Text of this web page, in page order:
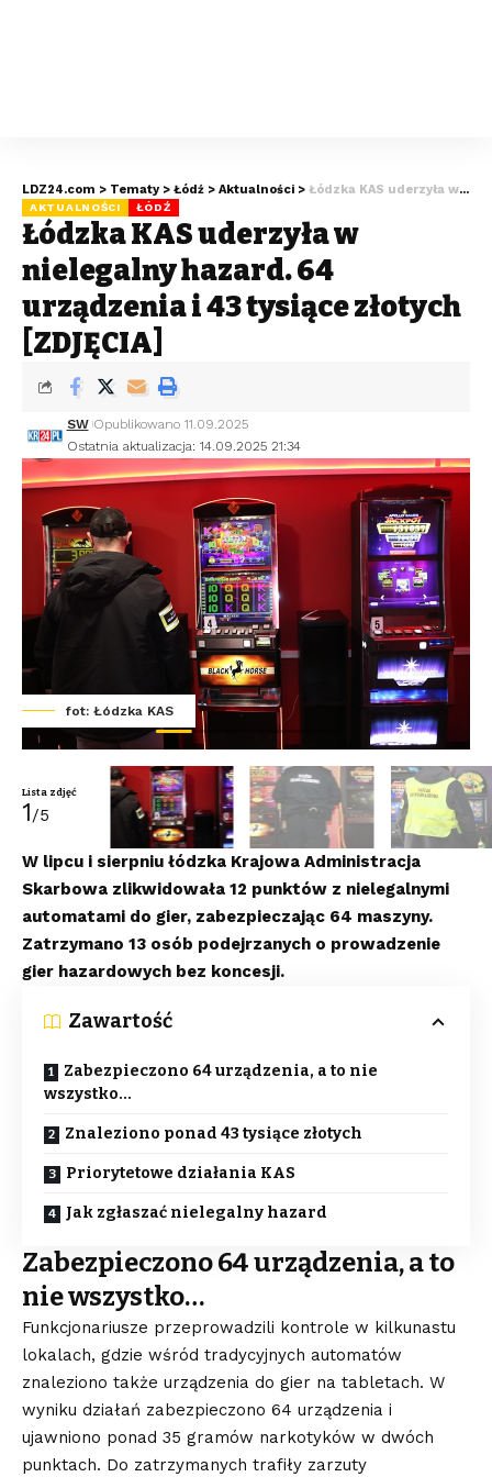
LDZ24.com > Tematy > Łódź > Aktualności > Łódzka KAS uderzyła w nielegalny hazard. 64 urządzenia i 43 tysiące złotych [ZDJĘCIA]
AKTUALNOŚCI ŁÓDŹ
Łódzka KAS uderzyła w
nielegalny hazard. 64
urządzenia i 43 tysiące złotych
[ZDJĘCIA]
Ostatnia aktualizacja: 14.09.2025 21:34
SW Opublikowano 11.09.2025
fot: Łódzka KAS
Lista zdjęć
1/5
W lipcu i sierpniu łódzka Krajowa Administracja
Skarbowa zlikwidowała 12 punktów z nielegalnymi
automatami do gier, zabezpieczając 64 maszyny.
Zatrzymano 13 osób podejrzanych o prowadzenie
gier hazardowych bez koncesji.
Zawartość
Zabezpieczono 64 urządzenia, a to nie
wszystko…
Znaleziono ponad 43 tysiące złotych
Priorytetowe działania KAS
Jak zgłaszać nielegalny hazard
Zabezpieczono 64 urządzenia, a to
nie wszystko…
Funkcjonariusze przeprowadzili kontrole w kilkunastu
lokalach, gdzie wśród tradycyjnych automatów
znaleziono także urządzenia do gier na tabletach. W
wyniku działań zabezpieczono 64 urządzenia i
ujawniono ponad 35 gramów narkotyków w dwóch
punktach. Do zatrzymanych trafiły zarzuty